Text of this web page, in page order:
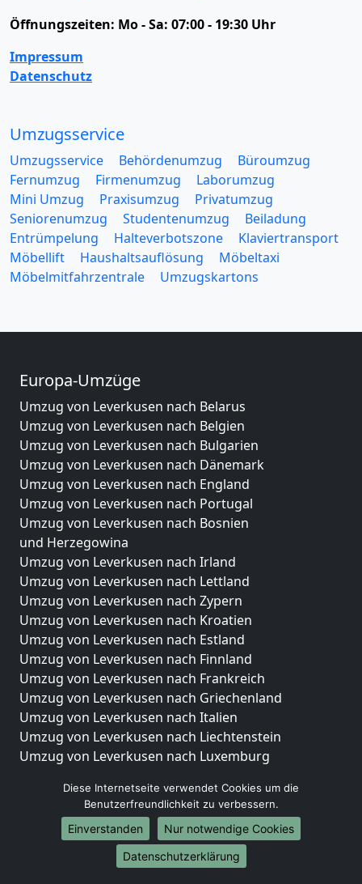
Öffnungszeiten: Mo - Sa: 07:00 - 19:30 Uhr
Impressum
Datenschutz
Umzugsservice
Umzugsservice Behördenumzug
Büroumzug
Fernumzug
Firmenumzug
Laborumzug
Mini Umzug
Praxisumzug
Privatumzug
Seniorenumzug
Studentenumzug
Beiladung
Entrümpelung
Halteverbotszone
Klaviertransport
Möbellift
Haushaltsauflösung
Möbeltaxi
Möbelmitfahrzentrale
Umzugskartons
Europa-Umzüge
Umzug von Leverkusen nach Belarus
Umzug von Leverkusen nach Belgien
Umzug von Leverkusen nach Bulgarien
Umzug von Leverkusen nach Dänemark
Umzug von Leverkusen nach England
Umzug von Leverkusen nach Portugal
Umzug von Leverkusen nach Bosnien
und Herzegowina
Umzug von Leverkusen nach Irland
Umzug von Leverkusen nach Lettland
Umzug von Leverkusen nach Zypern
Umzug von Leverkusen nach Kroatien
Umzug von Leverkusen nach Estland
Umzug von Leverkusen nach Finnland
Umzug von Leverkusen nach Frankreich
Umzug von Leverkusen nach Griechenland
Umzug von Leverkusen nach Italien
Umzug von Leverkusen nach Liechtenstein
Umzug von Leverkusen nach Luxemburg
Umzug von Leverkusen nach Norwegen
Umzüge-Deutschlandweit
Umzug von Leverkusen nach Berlin
Umzug von Leverkusen nach Hamburg
Diese Internetseite verwendet Cookies um die
Benutzerfreundlichkeit zu verbessern.
Einverstanden
Nur notwendige Cookies
Datenschutzerklärung